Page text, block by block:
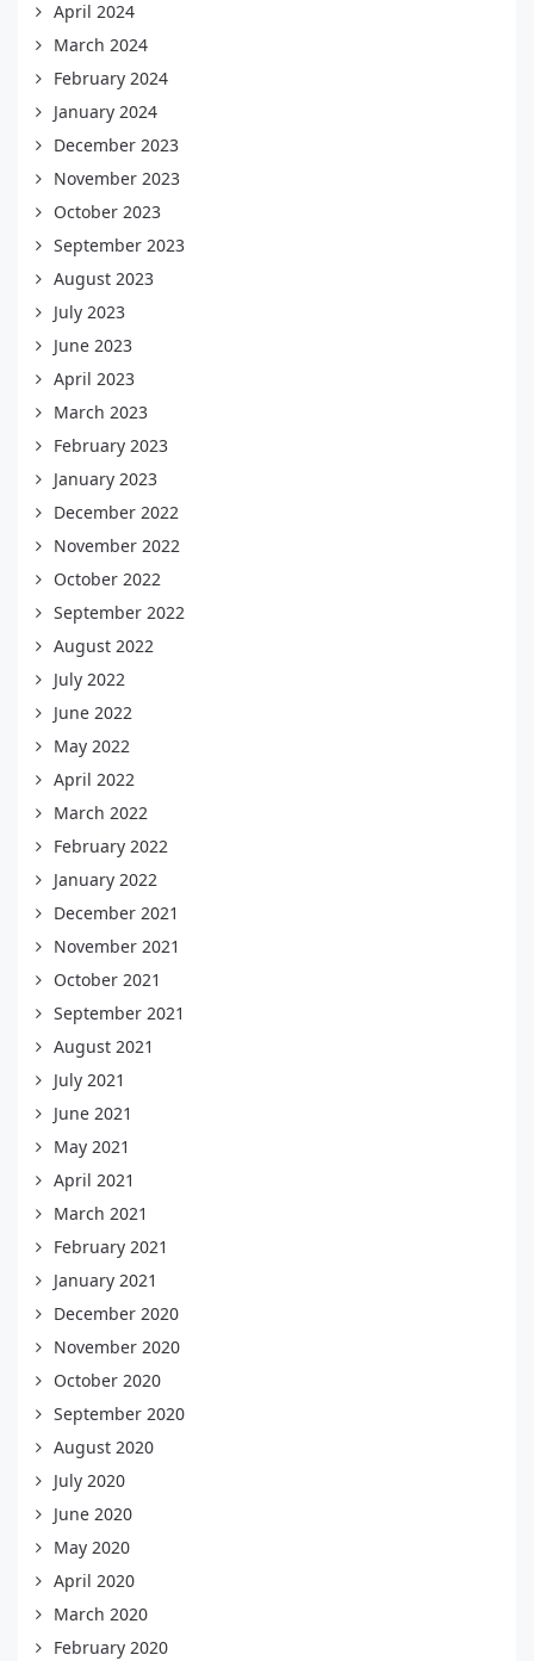
April 2024
March 2024
February 2024
January 2024
December 2023
November 2023
October 2023
September 2023
August 2023
July 2023
June 2023
April 2023
March 2023
February 2023
January 2023
December 2022
November 2022
October 2022
September 2022
August 2022
July 2022
June 2022
May 2022
April 2022
March 2022
February 2022
January 2022
December 2021
November 2021
October 2021
September 2021
August 2021
July 2021
June 2021
May 2021
April 2021
March 2021
February 2021
January 2021
December 2020
November 2020
October 2020
September 2020
August 2020
July 2020
June 2020
May 2020
April 2020
March 2020
February 2020